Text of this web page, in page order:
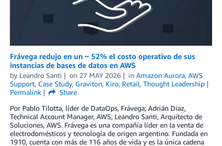
Frávega redujo en un ~ 52% el costo operativo de sus
instancias de bases de datos en AWS
by Leandro Santi on 27 MAY 2026 in Amazon Aurora, AWS
Support, Case Study, Graviton, Kiro, Retail, Thought Leadership
Permalink
Share
Por Pablo Tilotta, líder de DataOps, Frávega; Adrián Diaz,
Technical Account Manager, AWS; Leandro Santi, Arquitecto de
Soluciones, AWS. Frávega es una compañía líder en la venta de
electrodomésticos y tecnología de origen argentino. Fundada en
1910, cuenta con más de 116 años de vida y es la única cadena